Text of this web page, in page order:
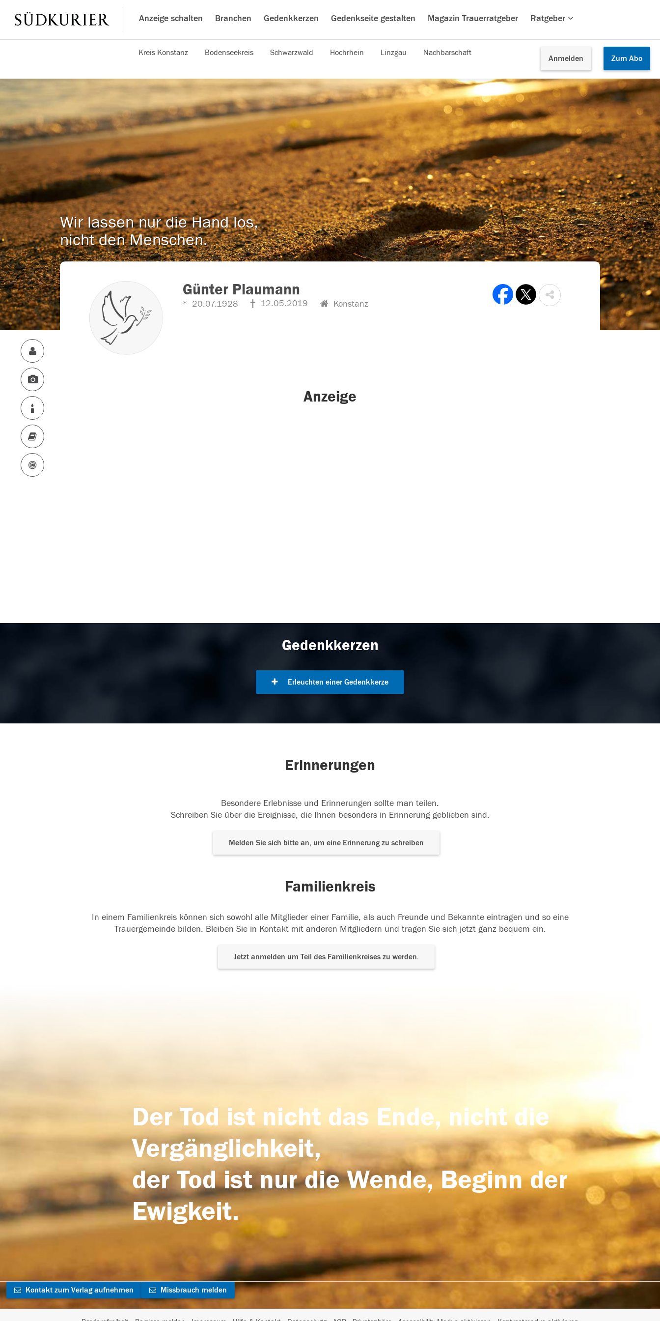
Anzeige schalten Branchen Gedenkkerzen Gedenkseite gestalten Magazin Trauerratgeber Ratgeber
Anmelden Zum Abo
Kreis Konstanz Bodenseekreis Schwarzwald Hochrhein Linzgau Nachbarschaft
Wir lassen nur die Hand los,
nicht den Menschen.
Günter Plaumann
20.07.1928 12.05.2019 Konstanz
Anzeige
Gedenkkerzen
Erleuchten einer Gedenkkerze
Erinnerungen
Besondere Erlebnisse und Erinnerungen sollte man teilen.
Schreiben Sie über die Ereignisse, die Ihnen besonders in Erinnerung geblieben sind.
Melden Sie sich bitte an, um eine Erinnerung zu schreiben
Familienkreis
In einem Familienkreis können sich sowohl alle Mitglieder einer Familie, als auch Freunde und Bekannte eintragen und so eine
Trauergemeinde bilden. Bleiben Sie in Kontakt mit anderen Mitgliedern und tragen Sie sich jetzt ganz bequem ein.
Jetzt anmelden um Teil des Familienkreises zu werden.
Der Tod ist nicht das Ende, nicht die
Vergänglichkeit,
der Tod ist nur die Wende, Beginn der
Ewigkeit.
Kontakt zum Verlag aufnehmen Missbrauch melden